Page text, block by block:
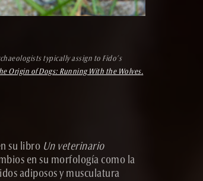
typically assign to Fido’s
Origin of Dogs: Running With the Wolves.
su libro Un veterinario
en su morfología como la
adiposos y musculatura